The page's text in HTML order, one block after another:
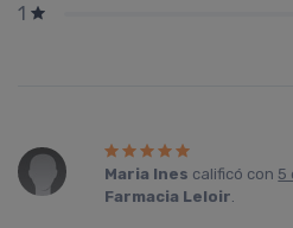
1
Maria Ines calificó con 5
Farmacia Leloir.